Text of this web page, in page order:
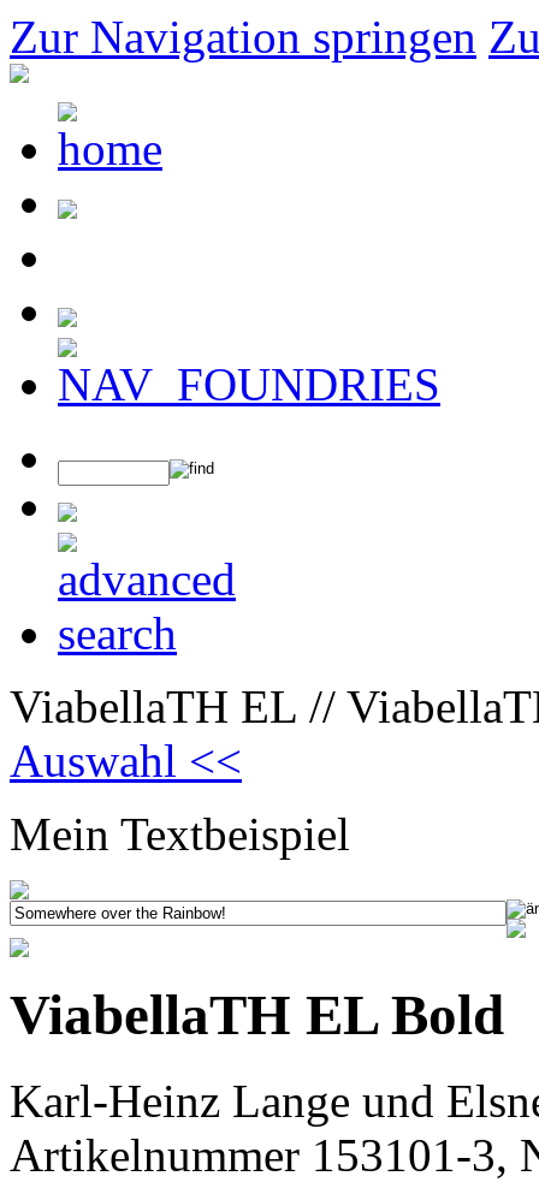
Zur Navigation springen
ViabellaTH EL //
Auswahl <<
Mein Textbeispiel
ViabellaTH EL Bold
Karl-Heinz Lange und
Artikelnummer 153101-3,